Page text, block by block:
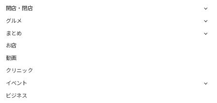
開店・閉店
グルメ
まとめ
お店
動画
クリニック
イベント
ビジネス